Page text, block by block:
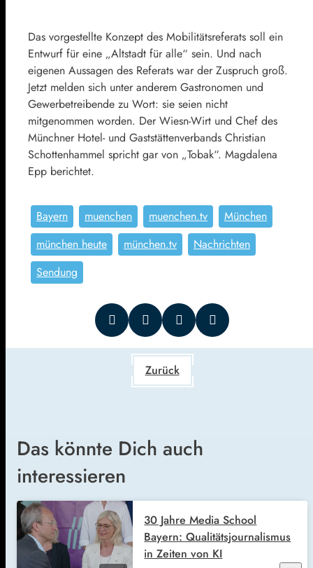
Das vorgestellte Konzept des Mobilitätsreferats soll ein
Entwurf für eine „Altstadt für alle“ sein. Und nach
eigenen Aussagen des Referats war der Zuspruch groß.
Jetzt melden sich unter anderem Gastronomen und
Gewerbetreibende zu Wort: sie seien nicht
mitgenommen worden. Der Wiesn-Wirt und Chef des
Münchner Hotel- und Gaststättenverbands Christian
Schottenhammel spricht gar von „Tobak“. Magdalena
Epp berichtet.
Bayern muenchen muenchen.tv
München
münchen heute
münchen.tv
Nachrichten
Sendung
Zurück
Das könnte Dich auch
interessieren
30 Jahre Media School
Bayern: Qualitätsjournalismus
in Zeiten von KI